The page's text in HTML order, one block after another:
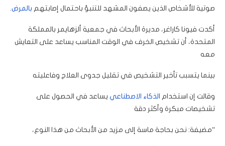
صوتية للأشخاص الذين يصفون المشهد للتنبؤ باحتمال إصابتهم بالمرض.
أكدت فيونا كاراغر، مديرة الأبحاث في جمعية ألزهايمر بالمملكة
المتحدة، أن تشخيص الخرف في الوقت المناسب يساعد على التعايش
معه
بينما يتسبب تأخير التشخيص في تقليل جدوى العلاج وفاعليته
وقالت إن استخدام الذكاء الاصطناعي يساعد في الحصول على
تشخيصات مبكرة وأكثر دقة
“مضيفة: نحن بحاجة ماسة إلى مزيد من الأبحاث من هذا النوع،